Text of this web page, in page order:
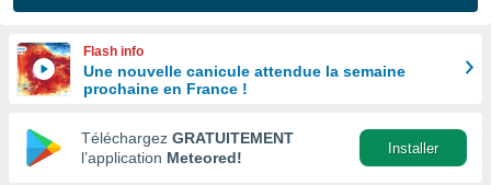
en
Flash info
Une nouvelle canicule attendue la semaine
prochaine en France !
Téléchargez GRATUITEMENT
l’application Meteored!
Installer